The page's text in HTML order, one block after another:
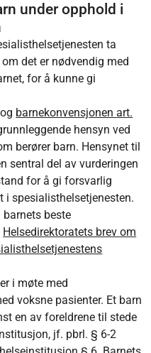
under opphold i
ta
det er nødvendig med
for å kunne gi
og barnekonvensjonen art.
hensyn ved
berører barn. Hensynet til
sentral del av vurderingen
for å gi forsvarlig
i spesialisthelsetjenesten.
beste
Helsedirektoratets brev om
i møte med
voksne pasienter. Et barn
en av foreldrene til stede
jf. pbrl. § 6-2